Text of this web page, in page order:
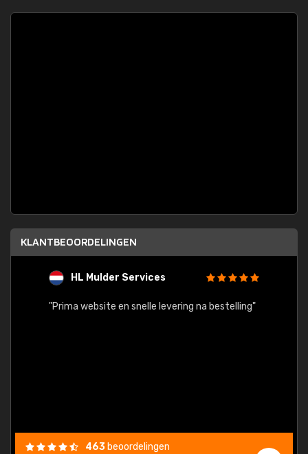
KLANTBEOORDELINGEN
HL Mulder Services
"Prima website en snelle levering na bestelling"
463 beoordelingen